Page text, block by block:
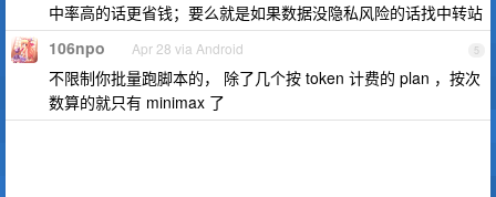
中率高的话更省钱；要么就是如果数据没隐私风险的话找中转站
5
106npo Apr 28 via Android
不限制你批量跑脚本的， 除了几个按 token 计费的 plan ，按次
数算的就只有 minimax 了